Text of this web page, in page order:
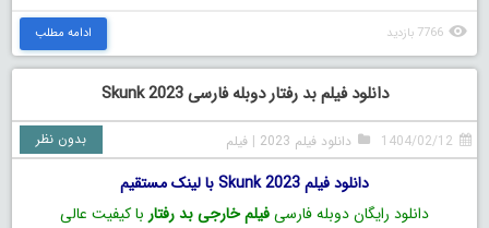
7766 بازدید ادامه مطلب
دانلود فیلم بد رفتار دوبله فارسی Skunk 2023
1404/02/12 دانلود فیلم 2023 |فیلم بدون نظر
دانلود فیلم Skunk 2023 با لینک مستقیم
دانلود رایگان دوبله فارسیفیلم خارجی بد رفتار با کیفیت عالی